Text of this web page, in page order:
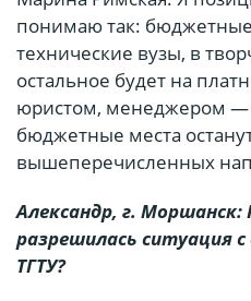
понимаю так: бюджетные
технические вузы, в
остальное будет на
юристом, менеджером —
бюджетные места
вышеперечисленных
Александр, г. Моршанск:
разрешилась ситуация
ТГТУ?